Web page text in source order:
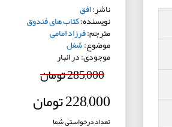
ناشر:افق
نویسنده:کتاب های فندوق
مترجم:فرزاد امامی
موضوع:شغل
موجودی: در انبار
285,000 تومان
228,000 تومان
تعداد درخواستی شما